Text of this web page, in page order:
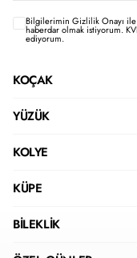
Bilgilerimin Gizlilik Onayı
haberdar olmak istiyorum.
ediyorum.
KOÇAK
YÜZÜK
KOLYE
KÜPE
BİLEKLİK